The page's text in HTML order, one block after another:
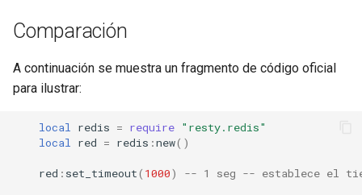
dav-ext
delay
dynamic-etag
Comparación
A continuación se muestra un fragmento de código oficial
para ilustrar:
local redis = require "resty.redis"
local
red = redis :new()
red : set_timeout( 1000) -- 1 seg -- establece el